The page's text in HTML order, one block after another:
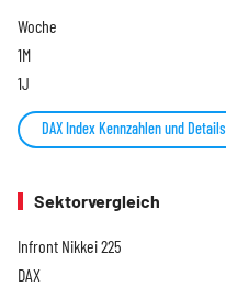
Woche
1M
1J
DAX Index Kennzahlen und Details
Sektorvergleich
Infront Nikkei 225
DAX